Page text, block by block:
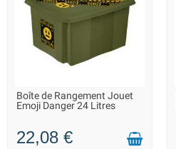
LIVRAISON 2 À 3 JOURS
Boîte de Rangement Jouet
Emoji Danger 24 Litres
22,08 €